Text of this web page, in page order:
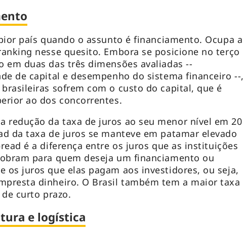
país quando o assunto é financiamento. Ocupa a
nesse quesito. Embora se posicione no terço
em duas das três dimensões avaliadas --
de capital e desempenho do sistema financeiro --,
brasileiras sofrem com o custo do capital, que é
ao dos concorrentes.
redução da taxa de juros ao seu menor nível em 20
da taxa de juros se manteve em patamar elevado
é a diferença entre os juros que as instituições
para quem deseja um financiamento ou
os juros que elas pagam aos investidores, ou seja,
dinheiro. O Brasil também tem a maior taxa
curto prazo.
e logística